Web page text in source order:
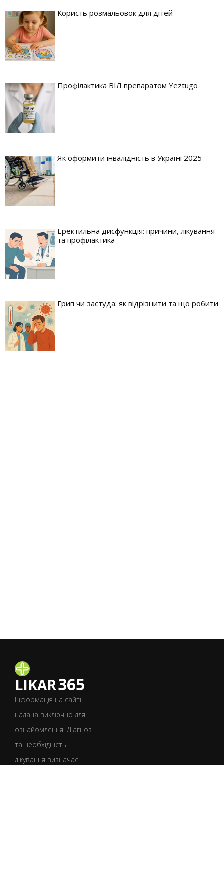
Користь розмальовок для дітей
Профілактика ВІЛ препаратом Yeztugo
Як оформити інвалідність в Україні 2025
Еректильна дисфункція: причини, лікування
та профілактика
Грип чи застуда: як відрізнити та що робити
LIKAR365
Інформація на сайті
надана виключно для
ознайомлення. Діагноз
та необхідність
лікування визначає